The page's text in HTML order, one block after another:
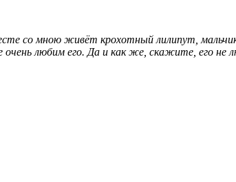
со мною живёт крохотный лилипут,
любим его. Да и как же, скажите, его не